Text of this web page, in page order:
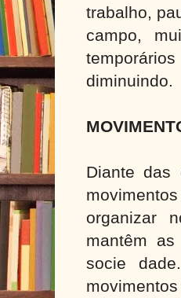
trabalho,
campo,
diminuindo.
Diante das
organizar
mantêm
socie